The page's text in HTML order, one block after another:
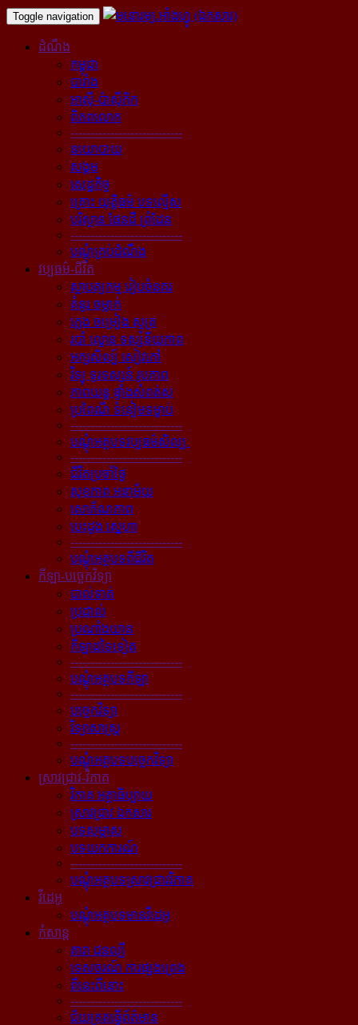
Toggle navigation
ដំណឹង
កម្ពុជា
បារាំង
អាស៊ី-ប៉ាស៊ីភិក
ពិភពលោក
----------------------------
នយោបាយ
សង្គម
សេដ្ឋកិច្ច
គ្រោះ យុត្តិធម៌ បទល្មើស
បរិស្ថាន ផែនដី ព្រំដែន
----------------------------
បណ្ដុំគ្រប់ដំណឹង
វប្បធម៌-ជីវិត
ស្ថាបត្យកម្ម រៀបចំនគរ
គំនូរ ចម្លាក់
ភ្លេង ចម្រៀង ស្មូត្រ
របាំ ល្ខោន ទស្សនីយភាព
អក្សសិល្ប៍ សៀវភៅ
វិទ្យុ ទូរទស្សន៍ រូបភាព
ភាពយន្ដ ផ្ទាំងសំពត់ស
ប្រពៃណី ទំនៀមទម្លាប់
----------------------------
បណ្ដុំអត្ថបទវប្បធម៌សិល្បៈ
----------------------------
ជីវិតប្រចាំថ្ងៃ
សុខភាព អនាម័យ
សោភ័ណភាព
បេះដូង ស្នេហា
----------------------------
បណ្ដុំអត្ថបទពីជីវិត
កីឡា-បច្ចេកវិទ្យា
បាល់ទាត់
ប្រដាល់
ប្រណាំងយាន
កីឡាដទៃទៀត
----------------------------
បណ្ដុំអត្ថបទកីឡា
----------------------------
បច្ចេកវិទ្យា
វិទ្យាសាស្ត្រ
----------------------------
បណ្ដុំអត្ថបទបច្ចេកវិទ្យា
ស្រាវជ្រាវ-វិភាគ
វិភាគ អត្ថាធិប្បាយ
ស្រាវជ្រាវ ឯកសារ
បទសម្ភាស
បទយកការណ៍
----------------------------
បណ្ដុំអត្ថបទស្រាវជ្រាវវិភាគ
វីដេអូ
បណ្ដុំអត្ថបទមានវីដេអូ
កំសាន្ដ
តារា ជនល្បី
ទេសចរណ៍ ការផ្សងព្រេង
ពីនេះពីនោះ
----------------------------
ជ័យគ្រតធ្វើព័ត៌មាន